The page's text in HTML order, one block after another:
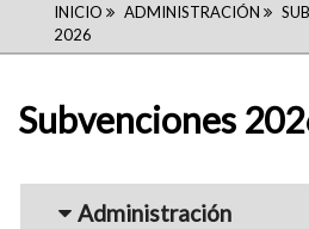
INICIO ADMINISTRACIÓN
2026
Subvenciones
navigation1
Administración